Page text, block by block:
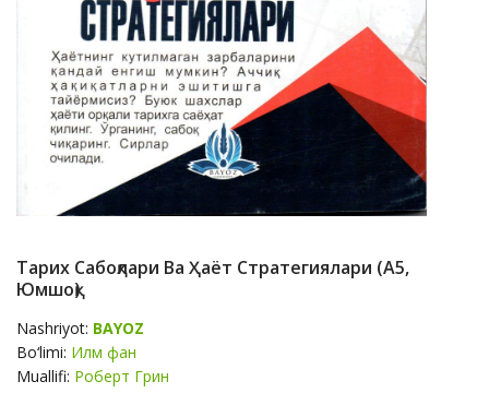
Тарих Сабоқлари Ва Ҳаёт Стратегиялари (А5,
Юмшоқ)
Nashriyot: BAYOZ
Bo‘limi: Илм фан
Muallifi: Роберт Грин